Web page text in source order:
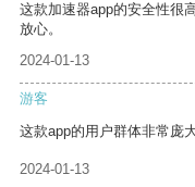
这款加速器app的安全性很
放心。
2024-01-13
游客
这款app的用户群体非常庞
2024-01-13